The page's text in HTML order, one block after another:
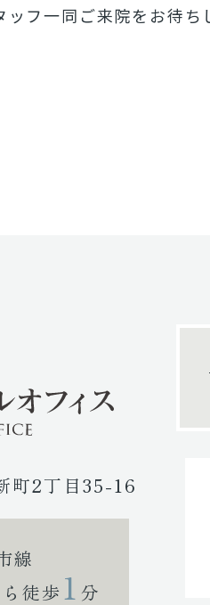
ッフ一同ご来院をお待ち
町2丁目35-16
線
徒歩 1 分